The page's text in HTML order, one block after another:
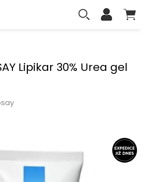
Lipikar 30% Urea gel